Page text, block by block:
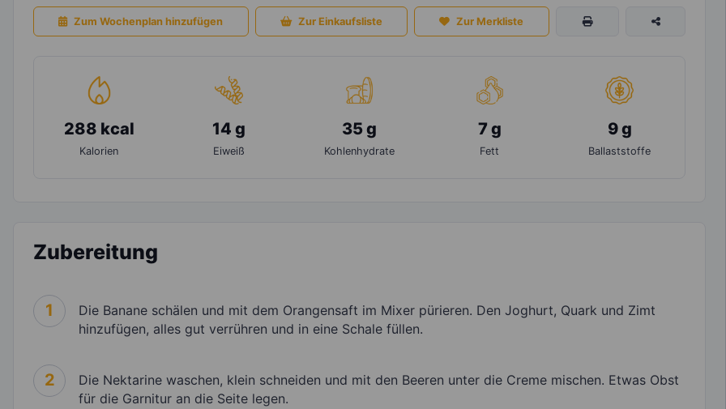
Zum Wochenplan hinzufügen Zur Einkaufsliste Zur Merkliste
288 kcal
Kalorien
14 g
Eiweiß
35 g
Kohlenhydrate
7 g
Fett
9 g
Ballaststoffe
Zubereitung
1
Die Banane schälen und mit dem Orangensaft im Mixer pürieren. Den Joghurt, Quark und Zimt
hinzufügen, alles gut verrühren und in eine Schale füllen.
2
Die Nektarine waschen, klein schneiden und mit den Beeren unter die Creme mischen. Etwas Obst
für die Garnitur an die Seite legen.